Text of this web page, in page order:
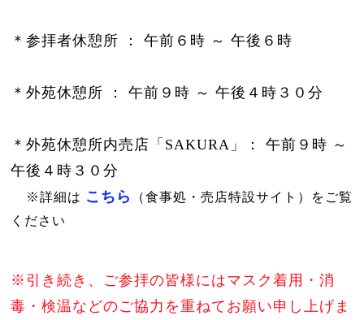
＊参拝者休憩所 ： 午前６時 ～ 午後６時
＊外苑休憩所 ： 午前９時 ～ 午後４時３０分
＊外苑休憩所内売店「SAKURA」： 午前９時 ～
午後４時３０分
※詳細は こちら
（食事処・売店特設サイト）をご覧
ください
※引き続き、ご参拝の皆様にはマスク着用・消
毒・検温などのご協力を重ねてお願い申し上げま